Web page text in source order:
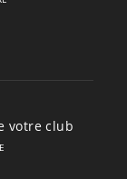
votre club